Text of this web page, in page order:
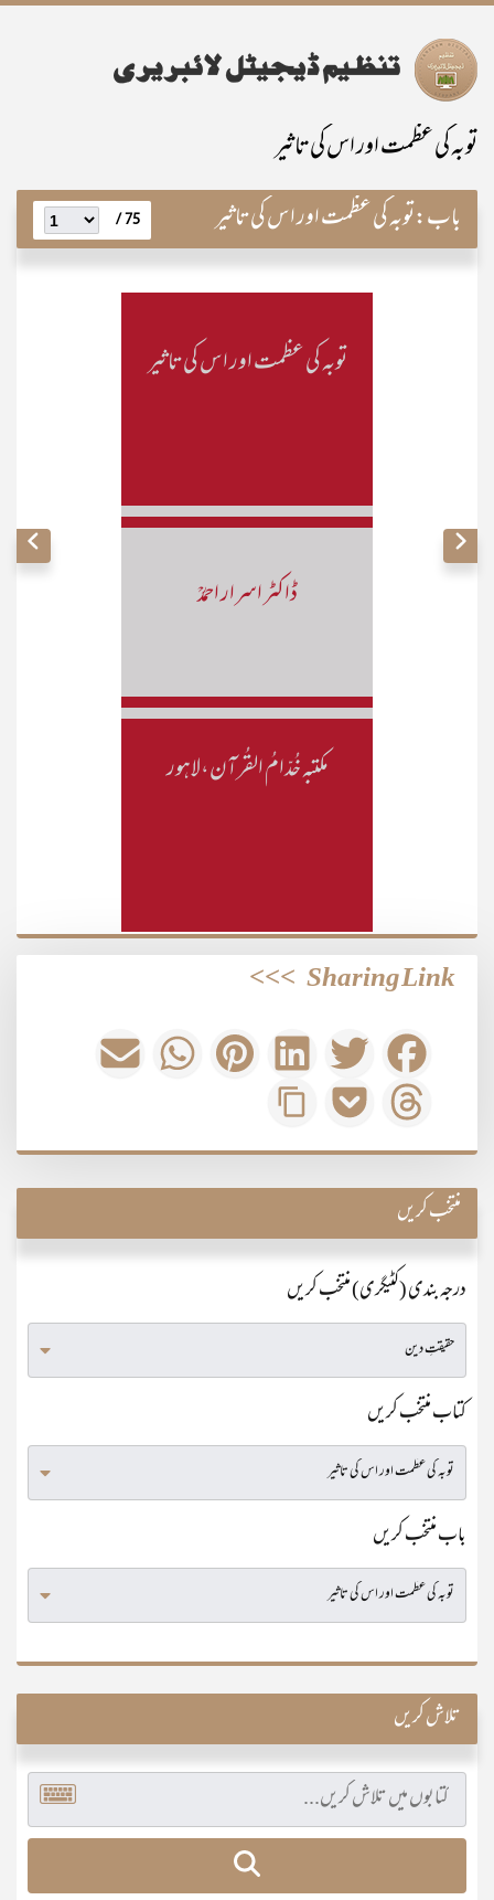
توبہ کی عظمت اور اس کی تاثیر
باب:توبہ کی عظمت اور اس کی تاثیر 75 /
توبہ کی عظمت اور اس کی تاثیر
ڈاکٹر اسرار احمدؒ
مکتبہ خُدّامُ القُرآن،لاہور
Sharing Link
>>>
منتخب کریں
درجہ بندی (کٹیگری) منتخب کریں
کتاب منتخب کریں
باب منتخب کریں
تلاش کریں